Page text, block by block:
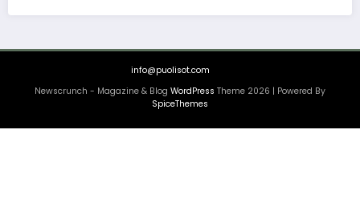
info@puolisot.com
Newscrunch - Magazine & Blog WordPress Theme 2026 | Powered By
SpiceThemes